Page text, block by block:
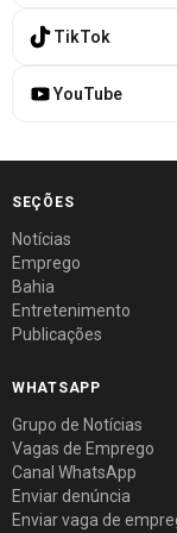
TikTok
YouTube
SEÇÕES
Notícias
Emprego
Bahia
Entretenimento
Publicações
WHATSAPP
Grupo de Notícias
Vagas de Emprego
Canal WhatsApp
Enviar denúncia
Enviar vaga de